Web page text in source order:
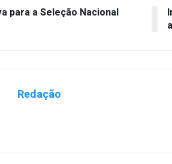
para a Seleção Nacional
Redação